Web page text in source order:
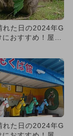
れた日の2024年G
おすすめ！屋外
れた日の2024年G